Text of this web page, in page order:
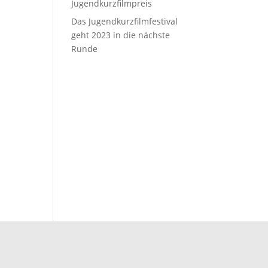
Jugendkurzfilmpreis
Das Jugendkurzfilmfestival
geht 2023 in die nächste
Runde